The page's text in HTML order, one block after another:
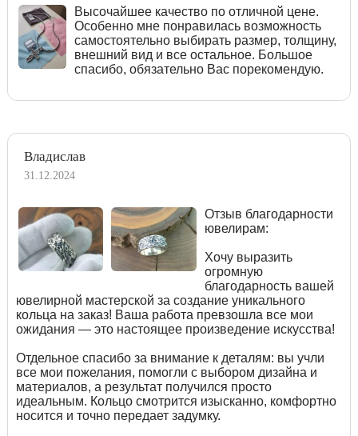
Высочайшее качество по отличной цене.
Особенно мне понравилась возможность
самостоятельно выбирать размер, толщину,
внешний вид и все остальное. Большое
спасибо, обязательно Вас порекомендую.
Владислав
31.12.2024
Отзыв благодарности
ювелирам:
Хочу выразить
огромную
благодарность вашей
ювелирной мастерской за создание уникального
кольца на заказ! Ваша работа превзошла все мои
ожидания — это настоящее произведение искусства!
Отдельное спасибо за внимание к деталям: вы учли
все мои пожелания, помогли с выбором дизайна и
материалов, а результат получился просто
идеальным. Кольцо смотрится изысканно, комфортно
носится и точно передает задумку.